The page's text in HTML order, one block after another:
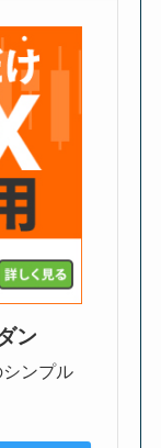
ン
ンプル